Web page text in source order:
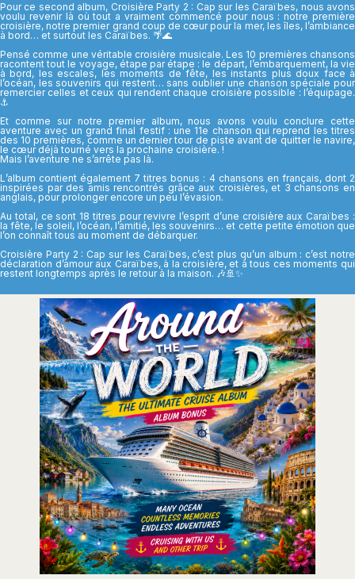
Pour ce second album, Croisière Party 2 : Cap sur les Caraïbes, nous avons
voulu revenir là où tout a vraiment commencé pour nous : notre première
croisière, notre premier grand coup de cœur pour la mer, les îles, l’ambiance
à bord… et surtout les Caraïbes. 🌴🌊
Pensé comme une véritable croisière musicale. Les 10 premières chansons
racontent tout le voyage, étape par étape : le départ, l’embarquement, la vie
à bord, les escales, les moments de fête, les instants plus doux face à
l’océan, les souvenirs qui restent… sans oublier une chanson spéciale pour
remercier celles et ceux qui rendent chaque croisière possible : l’équipage.
⚓
Et comme sur notre premier album, nous avons voulu conclure cette
aventure avec un grand final festif : une 11e chanson qui reprend les titres
des 10 premières, comme un dernier tour de piste avant de quitter le navire,
le cœur déjà tourné vers la prochaine croisière. !
Mais l’aventure ne s’arrête pas là.
L’album contient également 7 titres bonus : 4 chansons en français, dont 2
inspirées par des amis rencontrés grâce aux croisières, et 3 chansons en
anglais, pour prolonger encore un peu l’évasion.
Au total, ce sont 18 titres pour revivre l’esprit d’une croisière aux Caraïbes :
la fête, le soleil, l’océan, l’amitié, les souvenirs… et cette petite émotion que
l’on connaît tous au moment de débarquer.
Croisière Party 2 : Cap sur les Caraïbes, c’est plus qu’un album : c’est notre
déclaration d’amour aux Caraïbes, à la croisière, et à tous ces moments qui
restent longtemps après le retour à la maison. 🎶🚢✨